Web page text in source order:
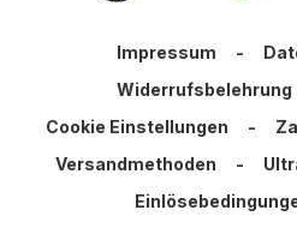
Impressum -
Widerrufsbelehrung
Cookie Einstellungen
-
Versandmethoden
-